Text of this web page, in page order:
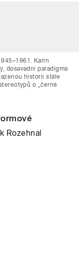
Karin
dosavadní paradigma
historii stále
o „černé
Rozehnal